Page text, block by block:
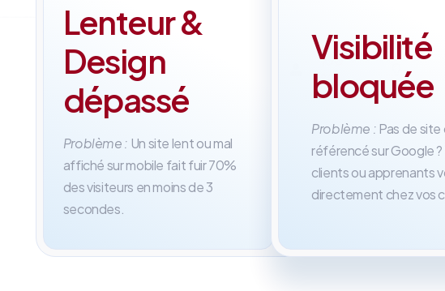
Lenteur &
Design
dépassé
Problème : Un site lent ou mal
affiché sur mobile fait fuir 70%
des visiteurs en moins de 3
secondes.
100
%
Sur-
mesure
Visibilité
bloquée
Problème :Pas de site
référencé sur Google
clients ou apprenants
directement chez vos